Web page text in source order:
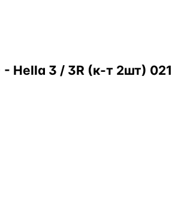
Hella 3 / 3R (к-т 2шт) 021